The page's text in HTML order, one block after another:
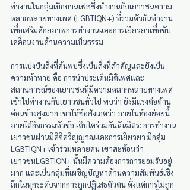
ทำงานในกลุ่มเบิกบานเฟสซึ่งทำงานกับเยาวชนความ
หลากหลายทางเพศ (LGBTIQN+) ที่รวมตัวกันทำงาน
เพื่อเสริมศักยภาพการทำงานและการเยียวยาเพื่อขับ
เคลื่อนงานด้านความเป็นธรรม
การแบ่งปันสิ่งที่ค้นพบซึ่งเป็นสิ่งที่สำคัญและยังเป็น
ความท้าทาย คือ การนำประเด็นมิติเพศและ
สถานการณ์ของเยาวชนที่มีความหลากหลายทางเพศ
เข้าไปทำงานกับเยาวชนทั่วไป พบว่า ยังมีแรงต่อต้าน
ค่อนข้างสูงมาก เขาให้ข้อสังเกตว่า ภายในห้องย่อยนี้
ภายใต้กิจกรรมหัวข้อ เติบโตร่วมกันฉันมิตร: การทำงาน
เยาวชนผ่านมิติจิตวิญญาณและการเยียวยา มีกลุ่ม
LGBTIQN+ เข้าร่วมหลายคน เขาสะท้อนว่า
เยาวชนLGBTIQN+ นั้นมีความต้องการการยอมรับอยู่
มาก และเป็นกลุ่มที่เผชิญปัญหาด้านความสัมพันธ์เชิง
ลึกในทุกระดับจากการถูกปฏิเสธตัวตน ตั้งแต่การไม่ถูก